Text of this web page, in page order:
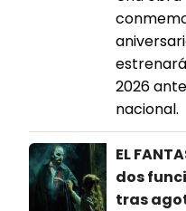
2026
nacional.
EL
dos
tras